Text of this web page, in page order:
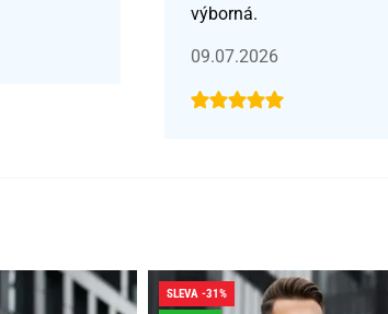
výborná.
09.07.2026
SLEVA -31%